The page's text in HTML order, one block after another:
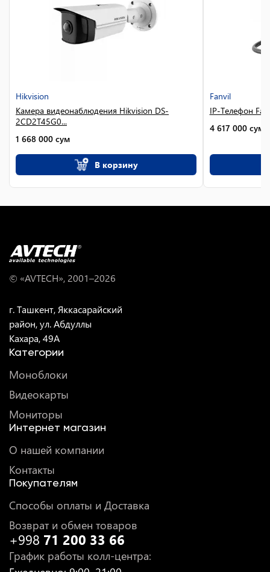
Hikvision
Камера видеонаблюдения Hikvision DS-
2CD2T45G0...
1 668 000 сум
В корзину
Fanvil
IP-Телефон
4 617 000 сум
© «AVTECH», 2001–2026
г. Ташкент, Яккасарайский
район, ул. Абдуллы
Кахара, 49A
Категории
Моноблоки
Видеокарты
Мониторы
Интернет магазин
О нашей компании
Контакты
Покупателям
Способы оплаты и Доставка
Возврат и обмен товаров
+998 71 200 33 66
График работы колл-центра: